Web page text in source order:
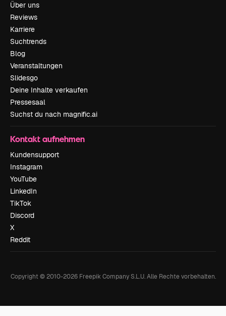
Über uns
Reviews
Karriere
Suchtrends
Blog
Veranstaltungen
Slidesgo
Deine Inhalte verkaufen
Pressesaal
Suchst du nach magnific.ai
Kontakt aufnehmen
Kundensupport
Instagram
YouTube
LinkedIn
TikTok
Discord
X
Reddit
Copyright © 2010-2026Freepik Company S.L.U. Alle Rechte vorbehalten.